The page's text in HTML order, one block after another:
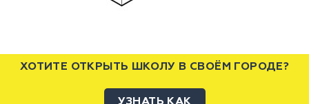
ХОТИТЕ ОТКРЫТЬ ШКОЛУ В СВОЁМ ГОРОДЕ?
УЗНАТЬ КАК